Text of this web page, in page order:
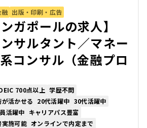
融 出版・印刷・広告
ガポールの求人】
ンサルタント／マネー
コンサル（金融プロ
700点以上 学歴不問
活かせる 20代活躍中 30代活躍中
活躍中 キャリアパス豊富
施可能 オンラインで内定まで